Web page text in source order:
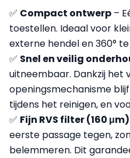
✅ Compact ontwerp –
toestellen. Ideaal voor
externe hendel en 360°
✅ Snel en veilig
uitneembaar. Dankzij het
openingsmechanisme
tijdens het reinigen, en
✅ Fijn RVS filter (160 μm)
eerste passage tegen,
belemmeren. Dit